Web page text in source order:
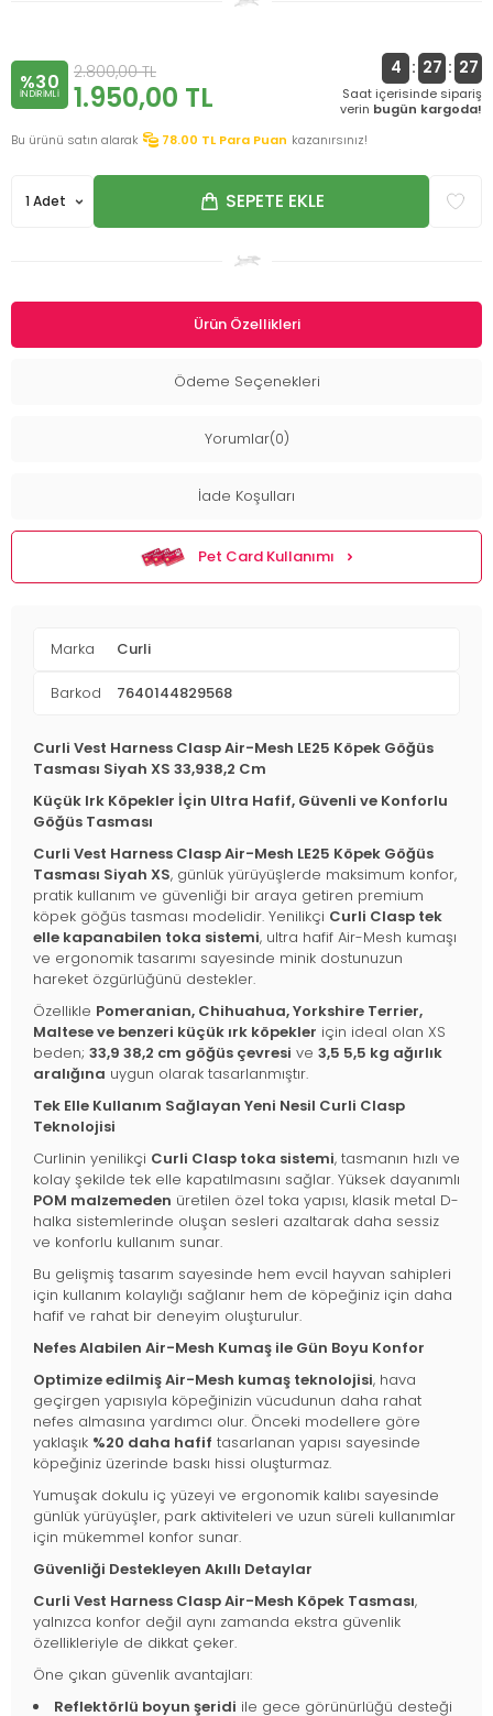
%30
INDIRIMLI
2.800,00TL
1.950,00 TL
4 : 27 : 27
Saat içerisinde sipariş
verin bugün kargoda!
Bu ürünü satın alarak
78.00 TL Para Puan kazanırsınız!
SEPETE EKLE
Ürün Özellikleri
Ödeme Seçenekleri
Yorumlar(0)
İade Koşulları
Pet Card Kullanımı
Marka Curli
Barkod 7640144829568
Curli Vest Harness Clasp Air-Mesh LE25 Köpek Göğüs
Tasması Siyah XS 33,938,2 Cm
Küçük Irk Köpekler İçin Ultra Hafif, Güvenli ve Konforlu
Göğüs Tasması
Curli Vest Harness Clasp Air-Mesh LE25 Köpek Göğüs
Tasması Siyah XS, günlük yürüyüşlerde maksimum konfor,
pratik kullanım ve güvenliği bir araya getiren premium
köpek göğüs tasması modelidir. Yenilikçi Curli Clasp tek
elle kapanabilen toka sistemi, ultra hafif Air-Mesh kumaşı
ve ergonomik tasarımı sayesinde minik dostunuzun
hareket özgürlüğünü destekler.
Özellikle Pomeranian, Chihuahua, Yorkshire Terrier,
Maltese ve benzeri küçük ırk köpekler için ideal olan XS
beden; 33,9 38,2 cm göğüs çevresi ve 3,5 5,5 kg ağırlık
aralığına uygun olarak tasarlanmıştır.
Tek Elle Kullanım Sağlayan Yeni Nesil Curli Clasp
Teknolojisi
Curlinin yenilikçi Curli Clasp toka sistemi, tasmanın hızlı ve
kolay şekilde tek elle kapatılmasını sağlar. Yüksek dayanımlı
POM malzemeden üretilen özel toka yapısı, klasik metal D-
halka sistemlerinde oluşan sesleri azaltarak daha sessiz
ve konforlu kullanım sunar.
Bu gelişmiş tasarım sayesinde hem evcil hayvan sahipleri
için kullanım kolaylığı sağlanır hem de köpeğiniz için daha
hafif ve rahat bir deneyim oluşturulur.
Nefes Alabilen Air-Mesh Kumaş ile Gün Boyu Konfor
Optimize edilmiş Air-Mesh kumaş teknolojisi, hava
geçirgen yapısıyla köpeğinizin vücudunun daha rahat
nefes almasına yardımcı olur. Önceki modellere göre
yaklaşık %20 daha hafif tasarlanan yapısı sayesinde
köpeğiniz üzerinde baskı hissi oluşturmaz.
Yumuşak dokulu iç yüzeyi ve ergonomik kalıbı sayesinde
günlük yürüyüşler, park aktiviteleri ve uzun süreli kullanımlar
için mükemmel konfor sunar.
Güvenliği Destekleyen Akıllı Detaylar
Curli Vest Harness Clasp Air-Mesh Köpek Tasması,
yalnızca konfor değil aynı zamanda ekstra güvenlik
özellikleriyle de dikkat çeker.
Öne çıkan güvenlik avantajları:
Reflektörlü boyun şeridi ile gece görünürlüğü desteği